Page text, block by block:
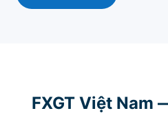
FXGT Việt Nam